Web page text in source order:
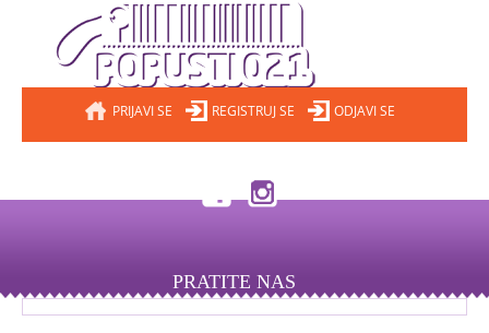
PRIJAVI SE REGISTRUJ SE ODJAVI SE
PRATITE NAS